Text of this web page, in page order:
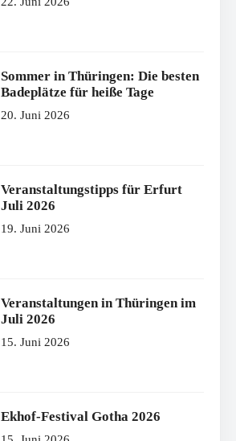
Sommer in Thüringen: Die besten
Badeplätze für heiße Tage
20. Juni 2026
Veranstaltungstipps für Erfurt
Juli 2026
19. Juni 2026
Veranstaltungen in Thüringen im
Juli 2026
15. Juni 2026
Ekhof-Festival Gotha 2026